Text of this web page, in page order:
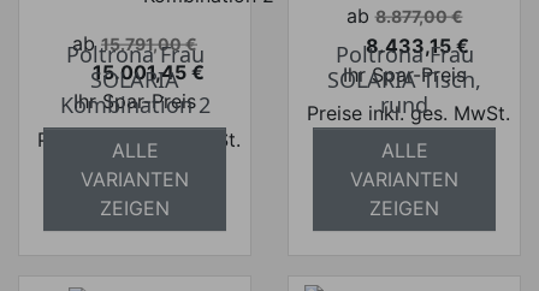
Verkaufspreis
ab 15.791,00 €
Preis
15.001,45 €
Ihr Spar-Preis
Preise inkl. ges. MwSt.
absolut
versandkostenfrei
Poltrona Frau
SOLARIA
Kombination 2
ALLE
VARIANTEN
ZEIGEN
Verkaufspreis
ab 8.877,00 €
Preis
8.433,15 €
Ihr Spar-Preis
Preise inkl. ges. MwSt.
absolut
versandkostenfrei
Poltrona Frau
SOLARIA Tisch,
rund
ALLE
VARIANTEN
ZEIGEN